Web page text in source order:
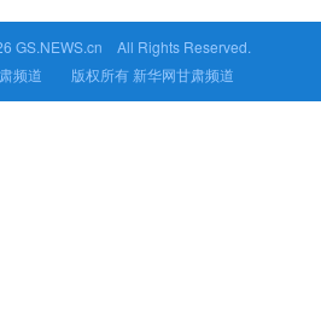
GS.NEWS.cn All Rights Reserved.
肃频道 版权所有 新华网甘肃频道